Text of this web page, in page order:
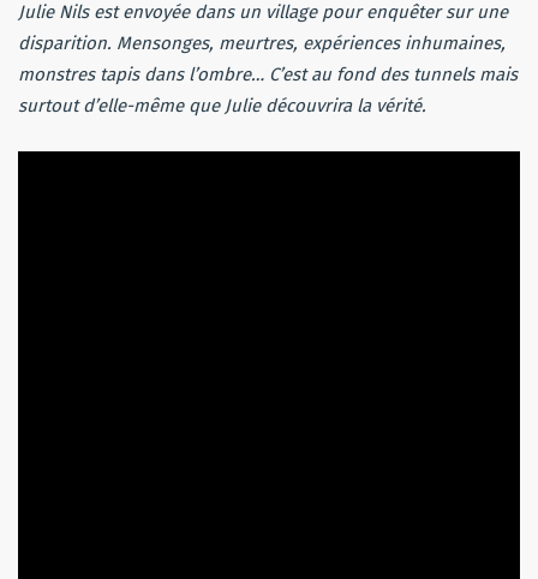
Julie Nils est envoyée dans un village pour enquêter sur une
disparition. Mensonges, meurtres, expériences inhumaines,
monstres tapis dans l’ombre… C’est au fond des tunnels mais
surtout d’elle-même que Julie découvrira la vérité.